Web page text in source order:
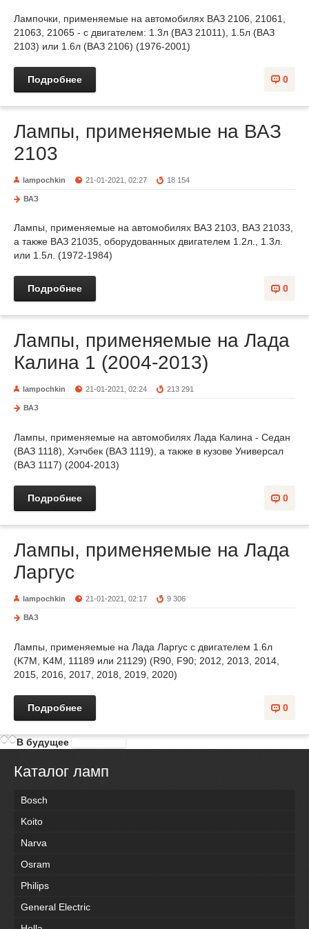
Лампочки, применяемые на автомобилях ВАЗ 2106, 21061,
21063, 21065 - с двигателем: 1.3л (ВАЗ 21011), 1.5л (ВАЗ
2103) или 1.6л (ВАЗ 2106) (1976-2001)
0
Подробнее
Лампы, применяемые на ВАЗ
2103
lampochkin 21-01-2021, 02:27 18 154
ВАЗ
Лампы, применяемые на автомобилях ВАЗ 2103, ВАЗ 21033,
а также ВАЗ 21035, оборудованных двигателем 1.2л., 1.3л.
или 1.5л. (1972-1984)
0
Подробнее
Лампы, применяемые на Лада
Калина 1 (2004-2013)
lampochkin 21-01-2021, 02:24 213 291
ВАЗ
Лампы, применяемые на автомобилях Лада Калина - Седан
(ВАЗ 1118), Хэтчбек (ВАЗ 1119), а также в кузове Универсал
(ВАЗ 1117) (2004-2013)
0
Подробнее
Лампы, применяемые на Лада
Ларгус
lampochkin 21-01-2021, 02:17 9 306
ВАЗ
Лампы, применяемые на Лада Ларгус с двигателем 1.6л
(K7M, K4M, 11189 или 21129) (R90, F90; 2012, 2013, 2014,
2015, 2016, 2017, 2018, 2019, 2020)
0
Подробнее
В будущее
Каталог ламп
Bosch
Koito
Narva
Osram
Philips
General Electric